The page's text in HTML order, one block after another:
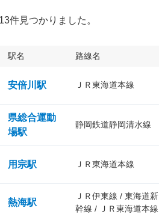
13件見つかりました。
駅名 路線名
安倍川駅 ＪＲ東海道本線
県総合運動
場駅
静岡鉄道静岡清水線
用宗駅 ＪＲ東海道本線
熱海駅
ＪＲ伊東線 / 東海道新
幹線 / ＪＲ東海道本線